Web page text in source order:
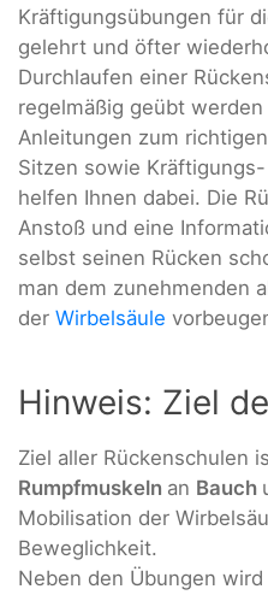
Kräftigungsübungen für
gelehrt und öfter
Durchlaufen einer
regelmäßig geübt werden
Anleitungen zum
Sitzen sowie
helfen Ihnen dabei. Die
Anstoß und eine
selbst seinen Rücken
man dem zunehmenden
der Wirbelsäule
Hinweis: Ziel
Ziel aller Rückenschulen
Rumpfmuskeln an Bauch
Mobilisation der
Beweglichkeit.
Neben den Übungen